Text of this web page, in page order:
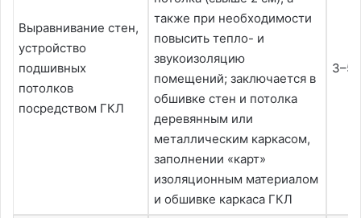
Выравнивание стен,
устройство
подшивных
потолков
посредством ГКЛ
также при необходимости
повысить тепло- и
звукоизоляцию
помещений; заключается в
обшивке стен и потолка
деревянным или
металлическим каркасом,
заполнении «карт»
изоляционным материалом
и обшивке каркаса ГКЛ
3–5